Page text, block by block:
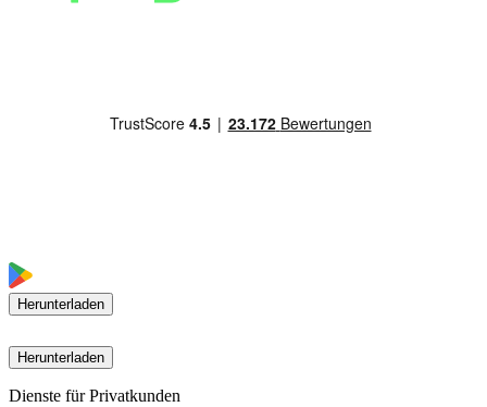
Herunterladen
Herunterladen
Dienste für Privatkunden